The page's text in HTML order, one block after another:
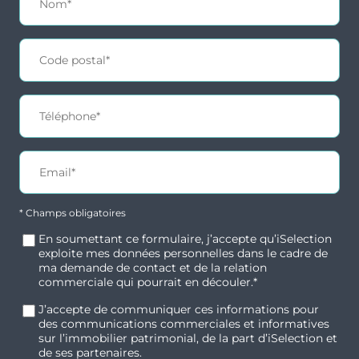
avec 13 600 étudiants, universités et grandes
écoles (EM Normandie), musées, festivals et
Paris en TGV et en 2h en voiture.
Commodités et transports
L’hyper-centre du Havre est accessible en 10
minutes.
La résidence est à 5 minutes des commerces
commercial Grand Cap, des restaurants et
marchés locaux.
4
Typologie
Surface
63.05 m²
Extérieur
Balcon, Jardin,
Terrasse
Prix
244 550 €
Orientation
-
* Champs obligatoires
En soumettant ce formulaire, j’accepte qu’iSelection
exploite mes données personnelles dans le cadre de
ma demande de contact et de la relation
commerciale qui pourrait en découler.*
J’accepte de communiquer ces informations pour
des communications commerciales et informatives
sur l’immobilier patrimonial, de la part d’iSelection et
de ses partenaires.